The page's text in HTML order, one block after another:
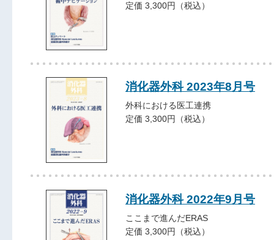
定価 3,300円（税込）
消化器外科 2023年8月号
外科における医工連携
定価 3,300円（税込）
消化器外科 2022年9月号
ここまで進んだERAS
定価 3,300円（税込）